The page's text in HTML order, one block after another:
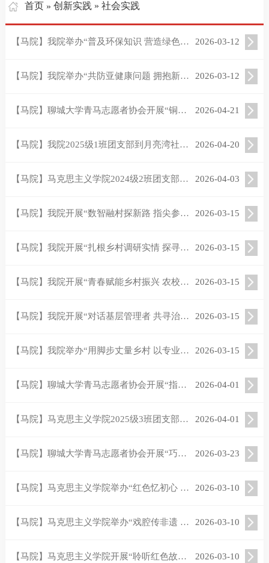
首页 » 创新实践 » 社会实践
【马院】我院举办“普及环保知识 营造绿色社区”社会实践活动 2026-03-12
【马院】我院举办“共防亚健康问题 拥抱新生活姿态”社会实践活动 2026-03-12
【马院】聊城大学青马志愿者协会开展“铜韵绘匠心 版画润童心”志愿服务活动 2026-04-21
【马院】我院2025级1班团支部到月亮湾社区开展“倡导文明新风尚 厚植社区文明根”社区实践活动 2026-04-20
【马院】马克思主义学院2024级2班团支部开展“清明文明祭 新风润邻里”社区实践活动 2026-04-03
【马院】我院开展“数智融村探新路 指尖参与绘新篇”社会实践活动 2026-03-15
【马院】我院开展“扎根乡村调研实情 探寻数智治理根基”社会实践活动 2026-03-15
【马院】我院开展“青春赋能乡村振兴 农校对接架起增收桥”活动 2026-03-15
【马院】我院开展“对话基层管理者 共寻治理优化路”社会实践活动 2026-03-15
【马院】我院举办“用脚步丈量乡村 以专业链接城乡”社会实践活动 2026-03-15
【马院】聊城大学青马志愿者协会开展“指尖小马踏春行 画一首飞上天的诗”志愿服务活动 2026-04-01
【马院】马克思主义学院2025级3班团支部开展“纸鸢巧手做 春风伴童行”社区实践活动 2026-04-01
【马院】聊城大学青马志愿者协会开展“巧手承匠心 志愿润童心”志愿服务活动 2026-03-23
【马院】马克思主义学院举办“红色忆初心 温情暖夕阳”社会实践活动 2026-03-10
【马院】马克思主义学院举办“戏腔传非遗 古城寻乡音”社会实践活动 2026-03-10
【马院】马克思主义学院开展“聆听红色故事 传承英烈精神”社会实践活动 2026-03-10